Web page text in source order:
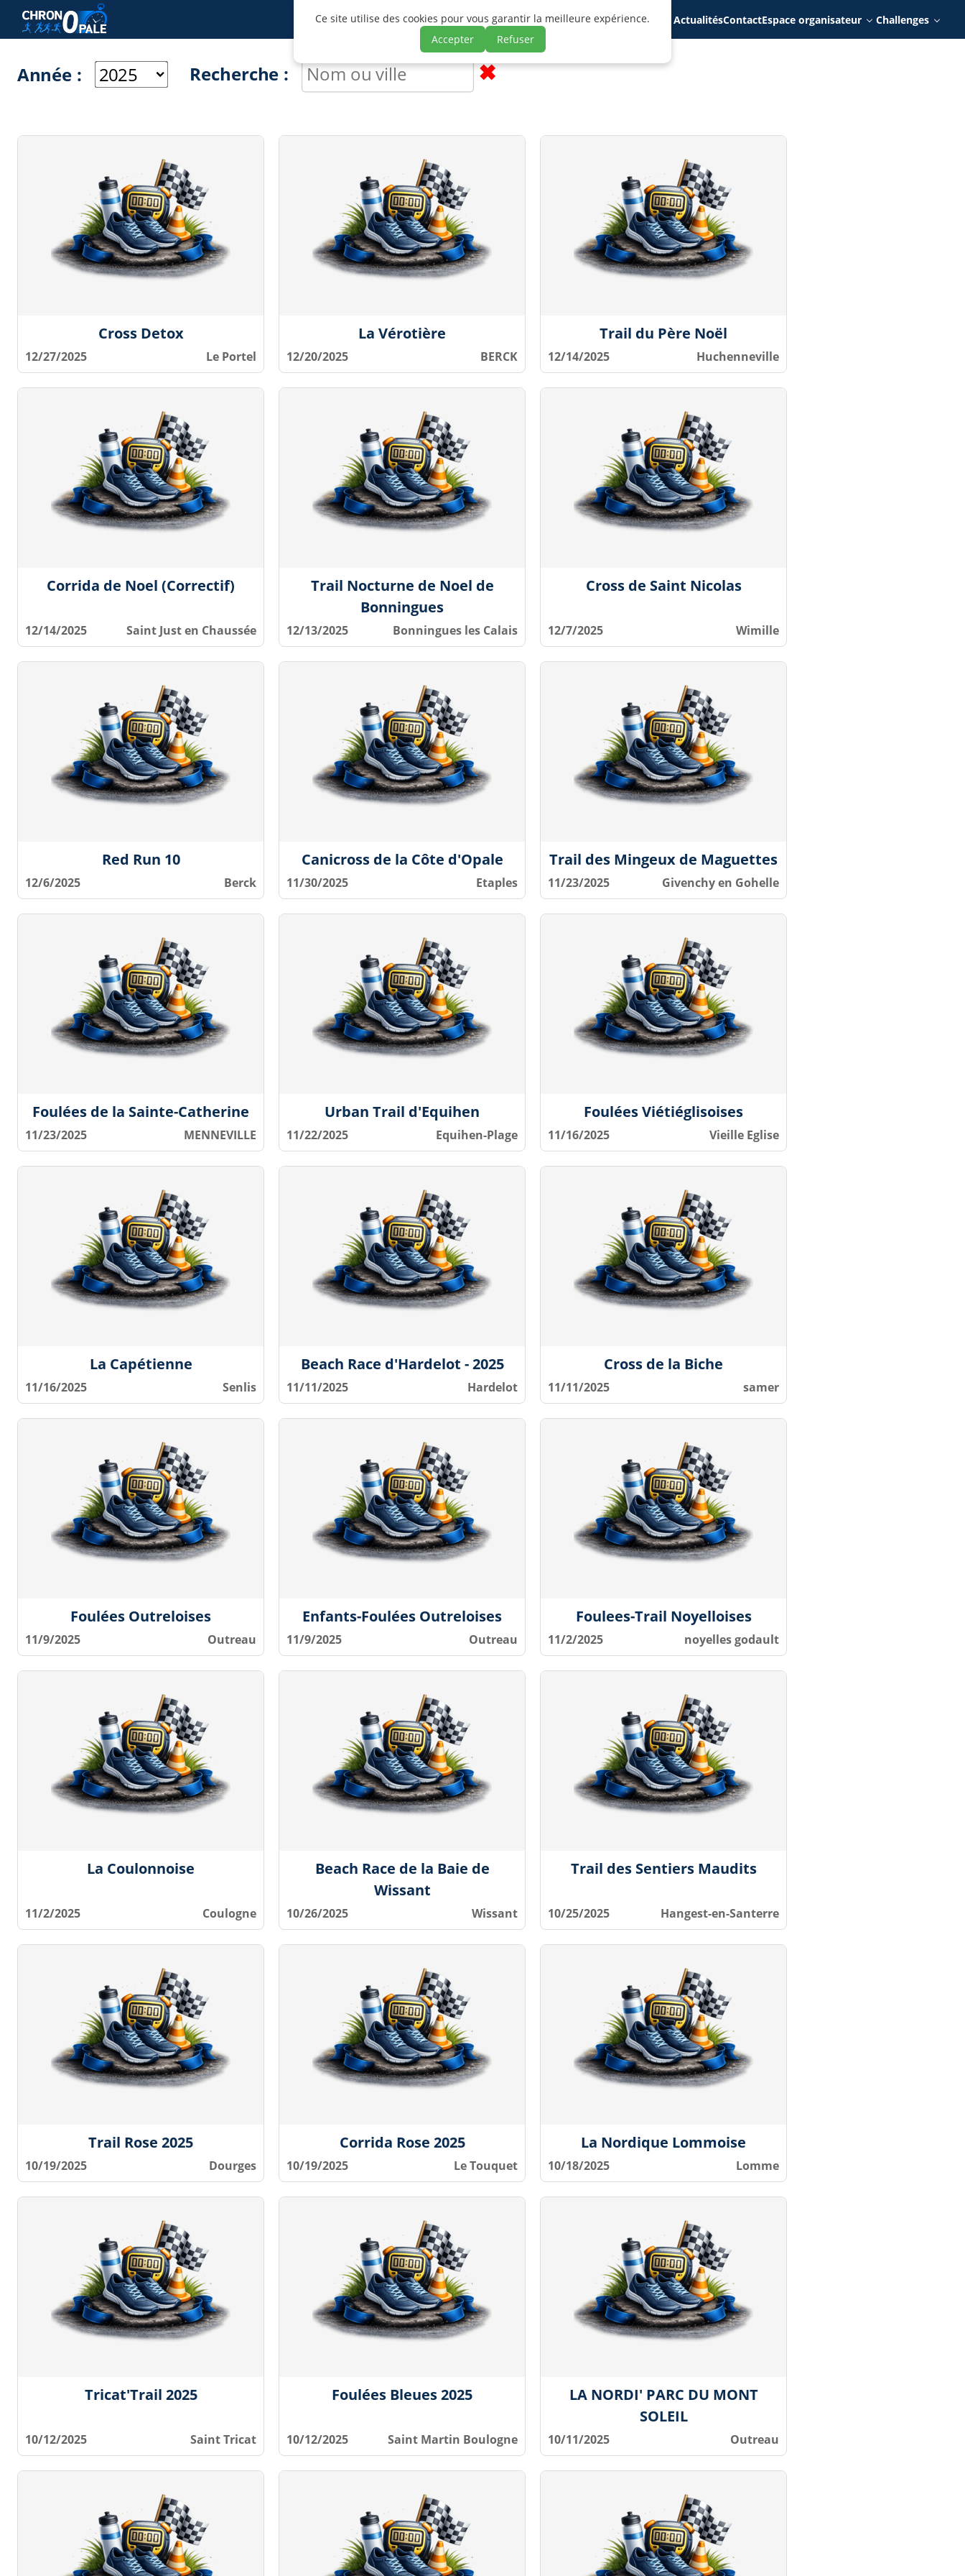
Ce site utilise des cookies pour vous garantir la meilleure expérience.
Accepter
Refuser
ChronopaleÉvénementsLive / Résultats / Inscrits ActualitésContactEspace organisateur Challenges
Année : Recherche : ✖
Cross Detox
12/27/2025 Le Portel
La Vérotière
12/20/2025 BERCK
Trail du Père Noël
12/14/2025 Huchenneville
Corrida de Noel (Correctif)
12/14/2025 Saint Just en Chaussée
Trail Nocturne de Noel de
Bonningues
12/13/2025 Bonningues les Calais
Cross de Saint Nicolas
12/7/2025 Wimille
Red Run 10
12/6/2025 Berck
Canicross de la Côte d'Opale
11/30/2025 Etaples
Trail des Mingeux de Maguettes
11/23/2025 Givenchy en Gohelle
Foulées de la Sainte-Catherine
11/23/2025 MENNEVILLE
Urban Trail d'Equihen
11/22/2025 Equihen-Plage
Foulées Viétiéglisoises
11/16/2025 Vieille Eglise
La Capétienne
11/16/2025 Senlis
Beach Race d'Hardelot - 2025
11/11/2025 Hardelot
Cross de la Biche
11/11/2025 samer
Foulées Outreloises
11/9/2025 Outreau
Enfants-Foulées Outreloises
11/9/2025 Outreau
Foulees-Trail Noyelloises
11/2/2025 noyelles godault
La Coulonnoise
11/2/2025 Coulogne
Beach Race de la Baie de
Wissant
10/26/2025 Wissant
Trail des Sentiers Maudits
10/25/2025 Hangest-en-Santerre
Trail Rose 2025
10/19/2025 Dourges
Corrida Rose 2025
10/19/2025 Le Touquet
La Nordique Lommoise
10/18/2025 Lomme
Tricat'Trail 2025
10/12/2025 Saint Tricat
Foulées Bleues 2025
10/12/2025 Saint Martin Boulogne
LA NORDI' PARC DU MONT
SOLEIL
10/11/2025 Outreau